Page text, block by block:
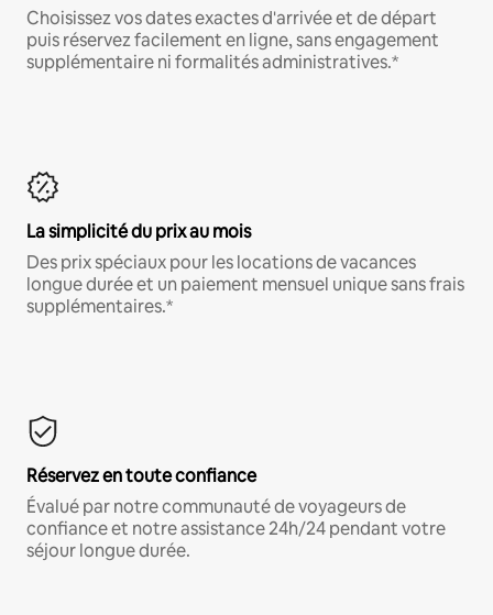
Choisissez vos dates exactes d'arrivée et de départ
puis réservez facilement en ligne, sans engagement
supplémentaire ni formalités administratives.*
La simplicité du prix au mois
Des prix spéciaux pour les locations de vacances
longue durée et un paiement mensuel unique sans frais
supplémentaires.*
Réservez en toute confiance
Évalué par notre communauté de voyageurs de
confiance et notre assistance 24h/24 pendant votre
séjour longue durée.